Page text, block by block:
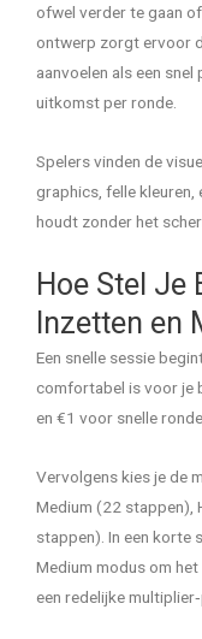
ofwel verder te gaan
ontwerp zorgt ervoor
aanvoelen als een
uitkomst per ronde.
Spelers vinden de
graphics, felle kleuren,
houdt zonder het
Hoe Stel Je
Inzetten en
Een snelle sessie
comfortabel is voor je
en €1 voor snelle
Vervolgens kies je de
Medium (22 stappen),
stappen). In een korte
Medium modus om
een redelijke